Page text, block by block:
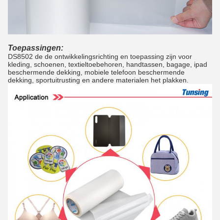
Toepassingen:
DS8502 de de ontwikkelingsrichting en toepassing zijn voor
kleding, schoenen, textieltoebehoren, handtassen, bagage, ipad
beschermende dekking, mobiele telefoon beschermende
dekking, sportuitrusting en andere materialen het plakken.